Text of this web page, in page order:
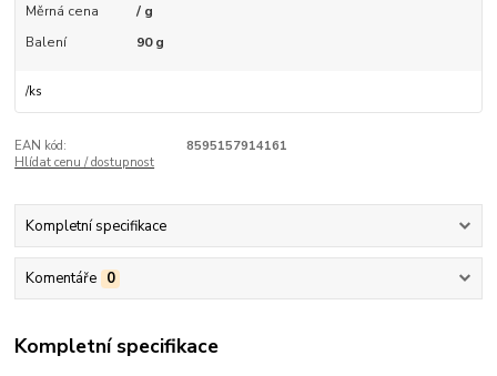
Měrná cena
/ g
Balení
90 g
/ks
EAN kód:
8595157914161
Hlídat cenu / dostupnost
Kompletní specifikace
Komentáře 0
Kompletní specifikace